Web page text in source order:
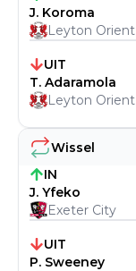
Wissel
IN
J. Yfeko
Exeter City
UIT
P. Sweeney
J. Koroma
Leyton Orient
UIT
T. Adaramola
Leyton Orient